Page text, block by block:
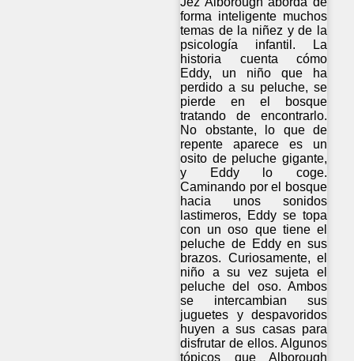
forma inteligente muchos
temas de la niñez y de la
psicología infantil. La
historia cuenta cómo
Eddy, un niño que ha
perdido a su peluche, se
pierde en el bosque
tratando de encontrarlo.
No obstante, lo que de
repente aparece es un
osito de peluche gigante,
y Eddy lo coge.
Caminando por el bosque
hacia unos sonidos
lastimeros, Eddy se topa
con un oso que tiene el
peluche de Eddy en sus
brazos. Curiosamente, el
niño a su vez sujeta el
peluche del oso. Ambos
se intercambian sus
juguetes y despavoridos
huyen a sus casas para
disfrutar de ellos. Algunos
tópicos que Alborough